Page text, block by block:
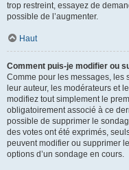
trop restreint, essayez de
possible de l’augmenter.
Haut
Comment puis-je modifier ou
Comme pour les messages, les
leur auteur, les modérateurs et
modifiez tout simplement le
obligatoirement associé à ce
possible de supprimer le
des votes ont été exprimés,
peuvent modifier ou supprimer
options d’un sondage en cours.